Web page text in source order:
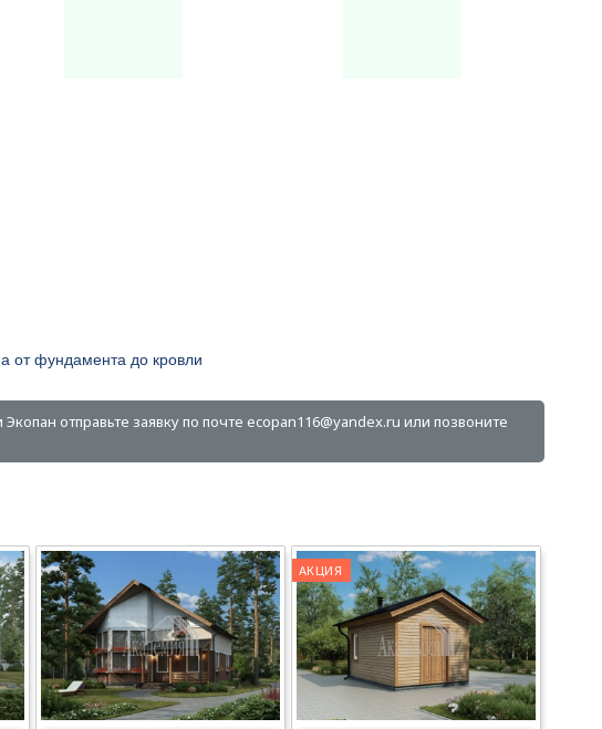
от фундамента до кровли
отправьте заявку по почте ecopan116@yandex.ru или позвоните
АКЦИЯ